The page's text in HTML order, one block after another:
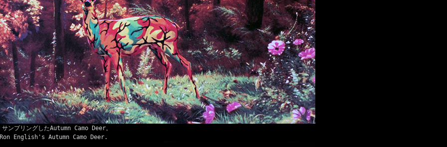
サンプリングしたAutumn Camo Deer。
English's Autumn Camo Deer.